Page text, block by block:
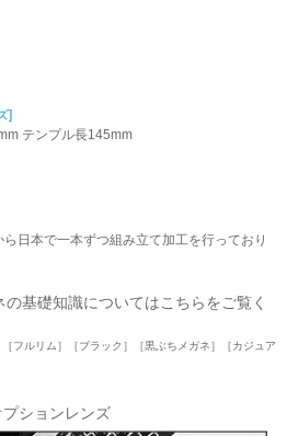
]
テンプル長145mm
日本で一本ずつ組み立て加工を行っており
基礎知識についてはこちらをご覧く
フルリム］［ブラック］［黒ぶちメガネ］［カジュア
ションレンズ